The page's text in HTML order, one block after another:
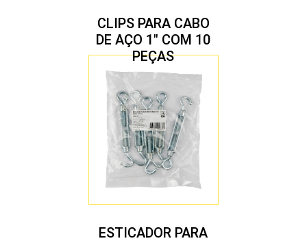
CLIPS PARA CABO
DE AÇO 1″ COM 10
PEÇAS
ESTICADOR PARA